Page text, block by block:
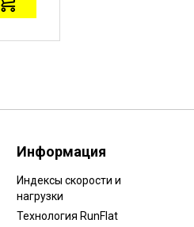
Информация
Индексы скорости и
нагрузки
Технология RunFlat